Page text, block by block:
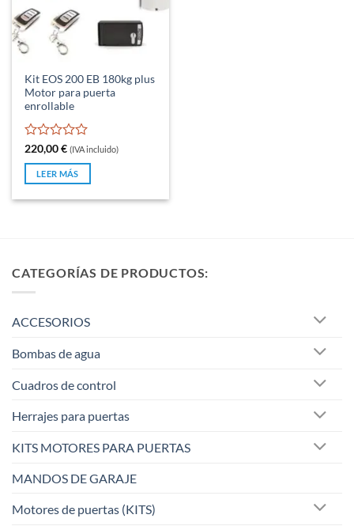
Kit EOS 200 EB 180kg plus
Motor para puerta
enrollable
Valorado
con
de
5
220,00€ (IVA incluido)
LEER MÁS
CATEGORÍAS DE PRODUCTOS:
ACCESORIOS
Bombas de agua
Cuadros de control
Herrajes para puertas
KITS MOTORES PARA PUERTAS
MANDOS DE GARAJE
Motores de puertas (KITS)